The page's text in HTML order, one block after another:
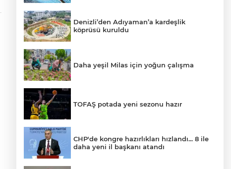
Denizli’den Adıyaman’a kardeşlik
köprüsü kuruldu
Daha yeşil Milas için yoğun çalışma
TOFAŞ potada yeni sezonu hazır
CHP'de kongre hazırlıkları hızlandı... 8 ile
daha yeni il başkanı atandı